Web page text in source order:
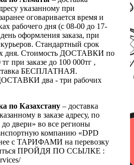
указанному при
оговаривается время и
рабочего дня (с 08-00 до 17-
оформления заказа, при
Стандартный срок
дня. Стоимость ДОСТАВКИ по
при заказе до 100 000тг ,
БЕСПЛАТНАЯ.
два - три рабочих
по Казахстану – доставка
в заказе адресу, по
двери» во все регионы
компанию «DPD
с ТАРИФАМИ на перевозку
ПРОЙДЯ ПО ССЫЛКЕ :